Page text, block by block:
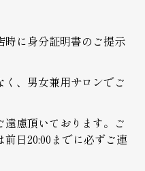
時に身分証明書のご提示
、男女兼用サロンでご
慮頂いております。ご
日20:00までに必ずご連